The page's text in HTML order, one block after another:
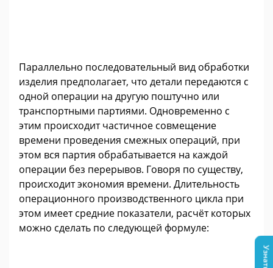
Параллельно последовательный вид обработки
изделия предполагает, что детали передаются с
одной операции на другую поштучно или
транспортными партиями. Одновременно с
этим происходит частичное совмещение
времени проведения смежных операций, при
этом вся партия обрабатывается на каждой
операции без перерывов. Говоря по существу,
происходит экономия времени. Длительность
операционного производственного цикла при
этом имеет средние показатели, расчёт которых
можно сделать по следующей формуле: